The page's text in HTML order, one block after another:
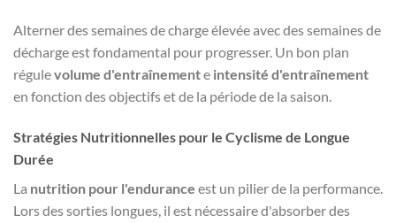
Alterner des semaines de charge élevée avec des semaines de
décharge est fondamental pour progresser. Un bon plan
régulevolume d'entraînemente intensité d'entraînement
en fonction des objectifs et de la période de la saison.
Stratégies Nutritionnelles pour le Cyclisme de Longue
Durée
La nutrition pour l'endurance est un pilier de la performance.
Lors des sorties longues, il est nécessaire d'absorber des